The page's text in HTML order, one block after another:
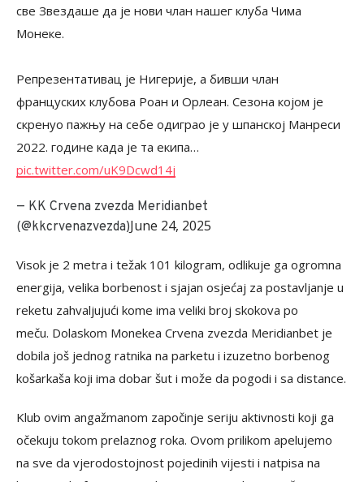
све Звездаше да је нови члан нашег клуба Чима
Монеке.
Репрезентативац је Нигерије, а бивши члан
француских клубова Роан и Орлеан. Сезона којом је
скренуо пажњу на себе одиграо је у шпанској Манреси
2022. године када је та екипа…
pic.twitter.com/uK9Dcwd14j
— KK Crvena zvezda Meridianbet
(@kkcrvenazvezda)June 24, 2025
Visok je 2 metra i težak 101 kilogram, odlikuje ga ogromna
energija, velika borbenost i sjajan osjećaj za postavljanje u
reketu zahvaljujući kome ima veliki broj skokova po
meču. Dolaskom Monekea Crvena zvezda Meridianbet je
dobila još jednog ratnika na parketu i izuzetno borbenog
košarkaša koji ima dobar šut i može da pogodi i sa distance.
Klub ovim angažmanom započinje seriju aktivnosti koji ga
očekuju tokom prelaznog roka. Ovom prilikom apelujemo
na sve da vjerodostojnost pojedinih vijesti i natpisa na